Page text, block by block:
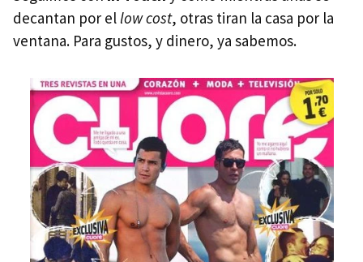
decantan por ellow cost, otras tiran la casa por la
ventana. Para gustos, y dinero, ya sabemos.